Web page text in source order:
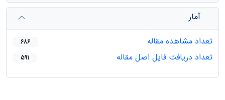
آمار
تعداد مشاهده مقاله
686
تعداد دریافت فایل اصل مقاله 591